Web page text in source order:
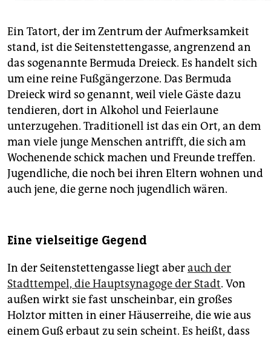
Ein Tatort, der im Zentrum der Aufmerksamkeit
stand, ist die Seitenstettengasse, angrenzend an
das sogenannte Bermuda Dreieck. Es handelt sich
um eine reine Fußgängerzone. Das Bermuda
Dreieck wird so genannt, weil viele Gäste dazu
tendieren, dort in Alkohol und Feierlaune
unterzugehen. Traditionell ist das ein Ort, an dem
man viele junge Menschen antrifft, die sich am
Wochenende schick machen und Freunde treffen.
Jugendliche, die noch bei ihren Eltern wohnen und
auch jene, die gerne noch jugendlich wären.
Eine vielseitige Gegend
In der Seitenstettengasse liegt aberauch der
Stadttempel, die Hauptsynagoge der Stadt. Von
außen wirkt sie fast unscheinbar, ein großes
Holztor mitten in einer Häuserreihe, die wie aus
einem Guß erbaut zu sein scheint. Es heißt, dass